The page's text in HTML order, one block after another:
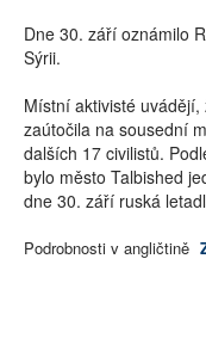
Dne 30. září oznámilo
Sýrii.
Místní aktivisté
zaútočila na sousední
dalších 17 civilistů.
bylo město Talbished
dne 30. září ruská
Podrobnosti v angličtině